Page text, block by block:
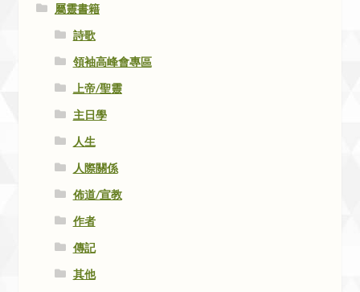
屬靈書籍
詩歌
領袖高峰會專區
上帝/聖靈
主日學
人生
人際關係
佈道/宣教
作者
傳記
其他